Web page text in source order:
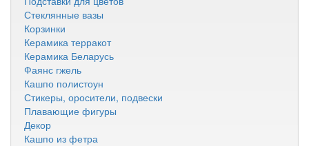
Стеклянные вазы
Корзинки
Керамика терракот
Керамика Беларусь
Фаянс гжель
Кашпо полистоун
Стикеры, оросители, подвески
Плавающие фигуры
Декор
Кашпо из фетра